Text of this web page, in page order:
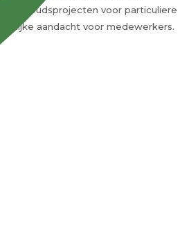
voor particuliere
aandacht voor medewerkers.